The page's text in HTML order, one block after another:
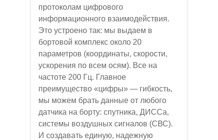
протоколам цифрового
информационного взаимодействия.
Это устроено так: мы выдаем в
бортовой комплекс около 20
параметров (координаты, скорости,
ускорения по всем осям). Все на
частоте 200 Гц. Главное
преимущество «цифры» — гибкость,
мы можем брать данные от любого
датчика на борту: спутника, ДИССа,
системы воздушных сигналов (СВС).
И создавать единую, надежную